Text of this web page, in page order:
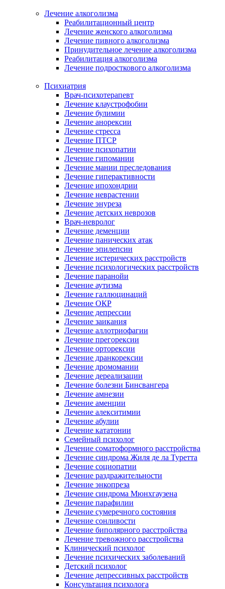
Лечение алкоголизма
Реабилитационный центр
Лечение женского алкоголизма
Лечение пивного алкоголизма
Принудительное лечение алкоголизма
Реабилитация алкоголизма
Лечение подросткового алкоголизма
Психиатрия
Врач-психотерапевт
Лечение клаустрофобии
Лечение булимии
Лечение анорексии
Лечение стресса
Лечение ПТСР
Лечение психопатии
Лечение гипомании
Лечение мании преследования
Лечение гиперактивности
Лечение ипохондрии
Лечение неврастении
Лечение энуреза
Лечение детских неврозов
Врач-невролог
Лечение деменции
Лечение панических атак
Лечение эпилепсии
Лечение истерических расстройств
Лечение психологических расстройств
Лечение паранойи
Лечение аутизма
Лечение галлюцинаций
Лечение ОКР
Лечение депрессии
Лечение заикания
Лечение аллотриофагии
Лечение прегорексии
Лечение орторексии
Лечение дранкорексии
Лечение дромомании
Лечение дереализации
Лечение болезни Бинсвангера
Лечение амнезии
Лечение аменции
Лечение алекситимии
Лечение абулии
Лечение кататонии
Семейный психолог
Лечение соматоформного расстройства
Лечение синдрома Жиля де ла Туретта
Лечение социопатии
Лечение раздражительности
Лечение энкопреза
Лечение синдрома Мюнхгаузена
Лечение парафилии
Лечение сумеречного состояния
Лечение сонливости
Лечение биполярного расстройства
Лечение тревожного расстройства
Клинический психолог
Лечение психических заболеваний
Детский психолог
Лечение депрессивных расстройств
Консультация психолога